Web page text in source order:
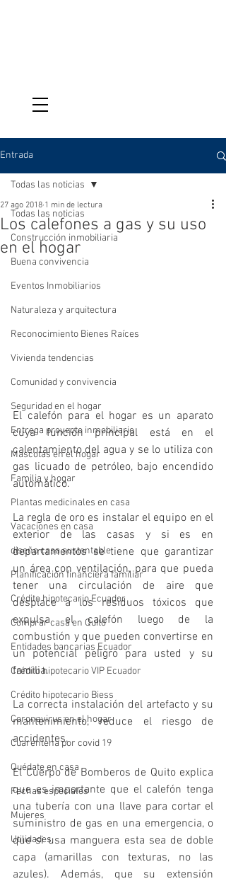
Entrada
Todas las noticias
Construcción inmobiliaria
Buena convivencia
Eventos Inmobiliarios
Naturaleza y arquitectura
Reconocimiento Bienes Raíces
Vivienda tendencias
Comunidad y convivencia
Seguridad en el hogar
Entrega proyecto inmobiliario
Mascotas en el hogar
Familia y hogar
Plantas medicinales en casa
Vacaciones en casa
diseño casa sustentable
Planificación financiera familiar
Crédito hipotecario Ecuador
Comprar casa en Quito
Entidades bancarias Ecuador
Crédito hipotecario VIP Ecuador
Crédito hipotecario Biess
Coronavirus en el hogar
Cuarentena por covid 19
Quédate en casa
Fechas especiales
Mujeres
Utilidades
Todas las noticias
Los calefones a gas y su uso
en el hogar
27 ago 2018 1 min de lectura
El calefón para el hogar es un aparato
cuya función principal está en el
calentamiento del agua y se lo utiliza con
gas licuado de petróleo, bajo encendido
automático.
La regla de oro es instalar el equipo en el
exterior de las casas y si es en
departamentos se tiene que garantizar
un área con ventilación, para que pueda
tener una circulación de aire que
desplace a los residuos tóxicos que
expulsa el calefón luego de la
combustión y que pueden convertirse en
un potencial peligro para usted y su
familia.
La correcta instalación del artefacto y su
mantenimiento, reduce el riesgo de
accidentes.
El Cuerpo de Bomberos de Quito explica
que es importante que el calefón tenga
una tubería con una llave para cortar el
suministro de gas en una emergencia, o
que si usa manguera esta sea de doble
capa (amarillas con texturas, no las
azules). Además, que su extensión